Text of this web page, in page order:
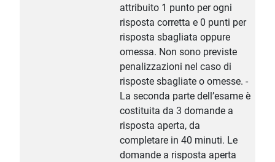
attribuito 1 punto per ogni
risposta corretta e 0 punti per
risposta sbagliata oppure
omessa. Non sono previste
penalizzazioni nel caso di
risposte sbagliate o omesse. -
La seconda parte dell’esame è
costituita da 3 domande a
risposta aperta, da
completare in 40 minuti. Le
domande a risposta aperta